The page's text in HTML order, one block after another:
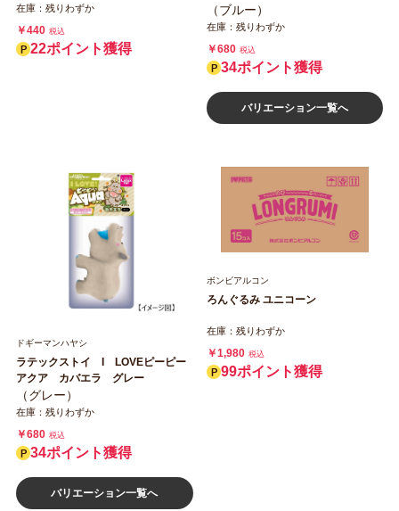
在庫：残りわずか
￥440 税込
22ポイント獲得
（ブルー）
在庫：残りわずか
￥680 税込
34ポイント獲得
バリエーション一覧へ
ドギーマンハヤシ
ラテックストイ I LOVEピーピー
アクア カバエラ グレー
（グレー）
在庫：残りわずか
￥680 税込
34ポイント獲得
バリエーション一覧へ
ボンビアルコン
ろんぐるみ ユニコーン
在庫：残りわずか
￥1,980 税込
99ポイント獲得